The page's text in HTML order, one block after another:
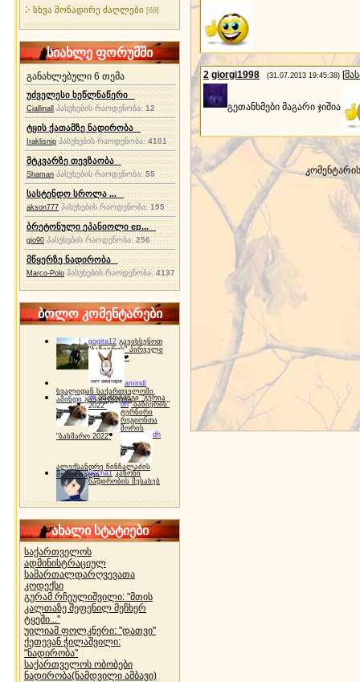
სხვა მონადირე ძაღლები [69]
სიახლე ფორუმში
განახლებული 6 თემა
უძველესი ხეწლნაწერი
Ciallinall პასუხების რაოდენობა:12
ტყის ქათამზე ნადირობა
Iraklisnip პასუხების რაოდენობა: 4101
მტკვარზე თევზაობა
Shaman პასუხების რაოდენობა:55
სასტენდო სროლა ...
akson777 პასუხების რაოდენობა:195
ბრეტონული ეპანიოლი ep...
gio90 პასუხების რაოდენობა:256
მწყერზე ნადირობა
Marco-Polo პასუხების რაოდენობა:4137
ბოლო კომენტარები
gogita12 გავიხსენოთ
"ბაზიერის" პირველი
ტურნირი ❤
amindi
ხვალიდან საქართველოში
ამინდი გაუარესდება
dh სპორტინგი "გურია
2022"
dh "ბაზიერის"
ტურნირი
რეგიონთა
შორის
"ბახმარო 2022"
dh
ალექსანდრე ჩინჩალაძის
მემორიალიgocha1 კანონი
ნადირობის შესახებ
ახალი სტატიები
საქართველოს
ადმინისტრაციულ
სამართალდარღვევათა
კოდექსი
გურამ რჩეულიშვილი: "მთის
კალთაზე შეფენილ მეჩხერ
ტყეში..."
უილიამ ფოლკნერი: "დათვი"
ქეთევან ჭილაშვილი:
"ნადირობა"
საქართველოს ობობები
ნადირობა(ნამდვილი ამბავი)
2 giorgi1998 (31.07.2013 19:45:38) [
გეთანხმები მაგარი ჯიშია